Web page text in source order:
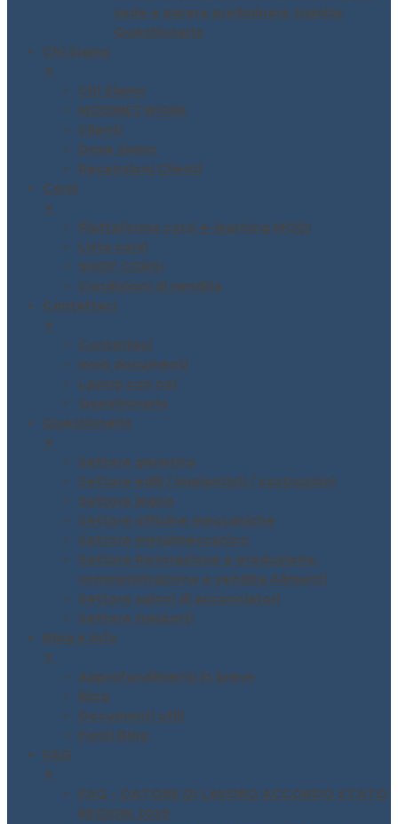
sede e parere preliminare tramite
Questionario
Chi Siamo
▼
Chi Siamo
MODINETWORK
Clienti
Dove siamo
Recensioni Clienti
Corsi
▼
Piattaforma corsi e-learning MODI
Lista corsi
SHOP CORSI
Condizioni di vendita
Contattaci
▼
Contattaci
Invio documenti
Lavora con noi
Questionario
Questionario
▼
Settore generico
Settore edili / impiantisti / costruzioni
Settore legno
Settore officine meccaniche
Settore metalmeccanico
Settore Ristorazione e produzione,
somministrazione e vendita Alimenti
Settore saloni di acconciatori
Settore trasporti
Blog e Info
▼
Approfondimenti in breve
Blog
Documenti utili
Fonti Blog
FAQ
▼
FAQ – DATORE DI LAVORO ACCORDO STATO
REGIONI 2025